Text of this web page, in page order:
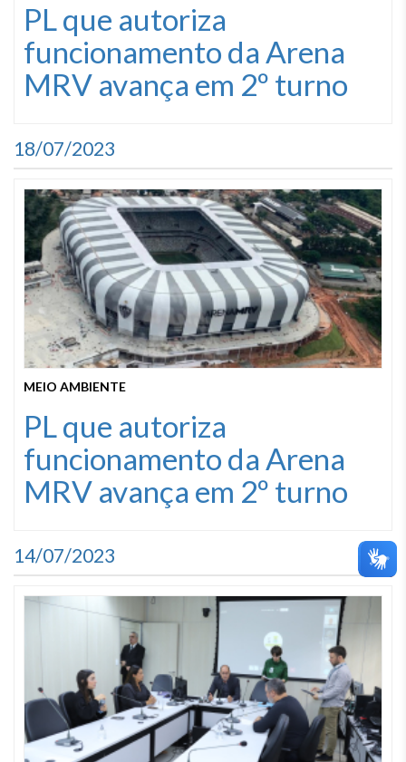
PL que autoriza
funcionamento da Arena
MRV avança em 2º turno
18/07/2023
MEIO AMBIENTE
PL que autoriza
funcionamento da Arena
MRV avança em 2º turno
14/07/2023